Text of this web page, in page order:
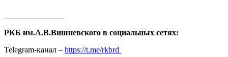
РКБ им.А.В.Вишневского в социальных сетях:
Telegram-канал – https://t.me/rkbrd